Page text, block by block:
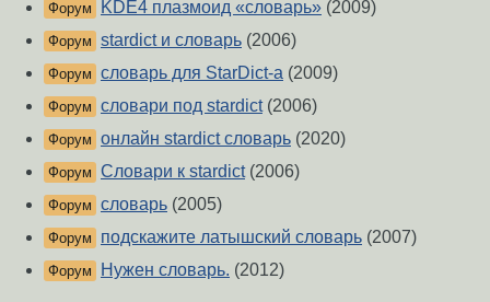
Форум KDE4 плазмоид «словарь» (2009)
Форум stardict и словарь (2006)
Форум словарь для StarDict-а (2009)
Форум словари под stardict(2006)
Форум oнлайн stardict словарь (2020)
Форум Словари к stardict(2006)
Форум словарь (2005)
Форум подскажите латышский словарь (2007)
Форум Нужен словарь. (2012)